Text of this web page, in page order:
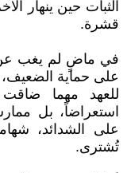
الثبات حين ينهار
قشرة.
في ماضٍ لم يغب عن
على حماية الضعيف،
للعهد مهما
استعراضاً، بل
على الشدائد،
تُشترى.